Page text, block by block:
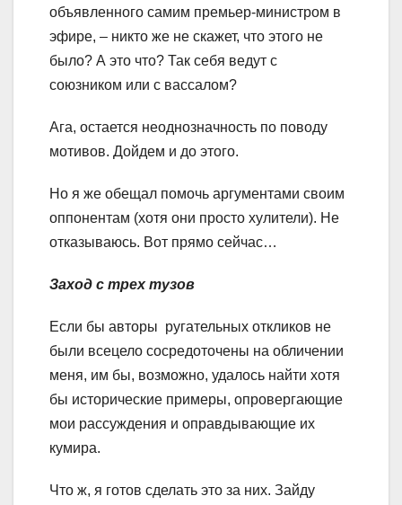
объявленного самим премьер-министром в
эфире, – никто же не скажет, что этого не
было? А это что? Так себя ведут с
союзником или с вассалом?
Ага, остается неоднозначность по поводу
мотивов. Дойдем и до этого.
Но я же обещал помочь аргументами своим
оппонентам (хотя они просто хулители). Не
отказываюсь. Вот прямо сейчас…
Заход с трех тузов
Если бы авторы ругательных откликов не
были всецело сосредоточены на обличении
меня, им бы, возможно, удалось найти хотя
бы исторические примеры, опровергающие
мои рассуждения и оправдывающие их
кумира.
Что ж, я готов сделать это за них. Зайду